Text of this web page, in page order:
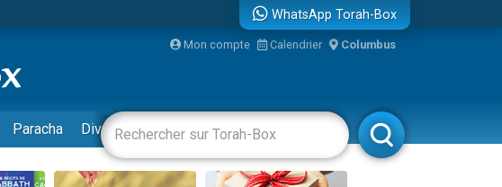
les Enfants
insalubre
WhatsApp Torah-Box
Mon compte Calendrier Columbus
Paracha Divertissements Livres Rabbanim